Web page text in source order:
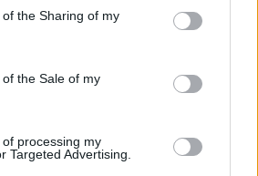
the Sharing of my
the Sale of my
processing my
Targeted Advertising.
υγεία στο mail σας καθημερινά
αποδέχομαι τουςόρους χρήσης και τηδήλωση
εταιρείας